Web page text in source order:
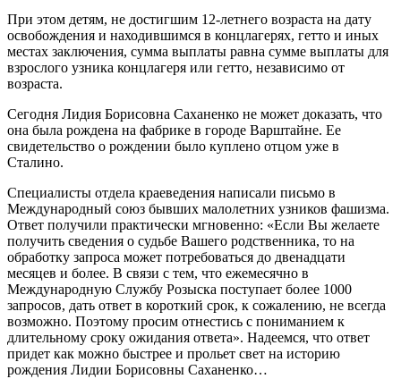
При этом детям, не достигшим 12-летнего возраста на дату
освобождения и находившимся в концлагерях, гетто и иных
местах заключения, сумма выплаты равна сумме выплаты для
взрослого узника концлагеря или гетто, независимо от
возраста.
Сегодня Лидия Борисовна Саханенко не может доказать, что
она была рождена на фабрике в городе Варштайне. Ее
свидетельство о рождении было куплено отцом уже в
Сталино.
Специалисты отдела краеведения написали письмо в
Международный союз бывших малолетних узников фашизма.
Ответ получили практически мгновенно: «Если Вы желаете
получить сведения о судьбе Вашего родственника, то на
обработку запроса может потребоваться до двенадцати
месяцев и более. В связи с тем, что ежемесячно в
Международную Службу Розыска поступает более 1000
запросов, дать ответ в короткий срок, к сожалению, не всегда
возможно. Поэтому просим отнестись с пониманием к
длительному сроку ожидания ответа». Надеемся, что ответ
придет как можно быстрее и прольет свет на историю
рождения Лидии Борисовны Саханенко…